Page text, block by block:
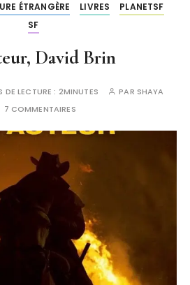
ÉTRANGÈRE LIVRES
PLANETSF
SF
David Brin
DE LECTURE : 2MINUTES PAR SHAYA
7 COMMENTAIRES